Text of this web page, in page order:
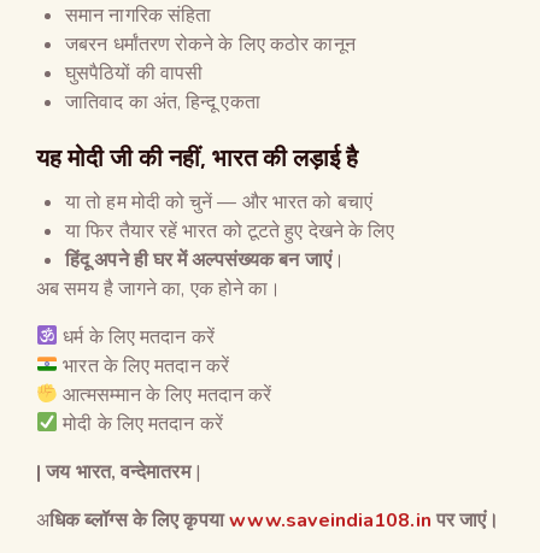
समान नागरिक संहिता
जबरन धर्मांतरण रोकने के लिए कठोर कानून
घुसपैठियों की वापसी
जातिवाद का अंत, हिन्दू एकता
यह मोदी जी की नहीं, भारत की लड़ाई है
या तो हम मोदी को चुनें — और भारत को बचाएं
या फिर तैयार रहें भारत को टूटते हुए देखने के लिए
हिंदू अपने ही घर में अल्पसंख्यक बन जाएं।
अब समय है जागने का, एक होने का।
धर्म के लिए मतदान करें
भारत के लिए मतदान करें
आत्मसम्मान के लिए मतदान करें
मोदी के लिए मतदान करें
| जय भारत, वन्देमातरम|
अधिक ब्लॉग्स के लिए कृपयाwww.saveindia108.in पर जाएं।